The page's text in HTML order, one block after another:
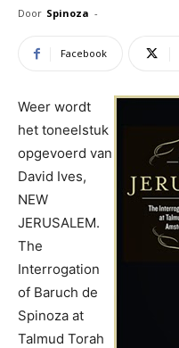
Door Spinoza -
Facebook
Weer wordt
het toneelstuk
opgevoerd van
David Ives,
NEW
JERUSALEM.
The
Interrogation
of Baruch de
Spinoza at
Talmud Torah